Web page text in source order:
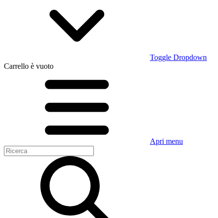
Toggle Dropdown
Carrello è vuoto
Apri menu